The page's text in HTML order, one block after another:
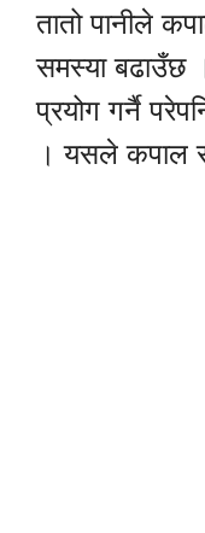
तातो पानीले
समस्या बढाउँछ ।
प्रयोग गर्नै
। यसले कपाल